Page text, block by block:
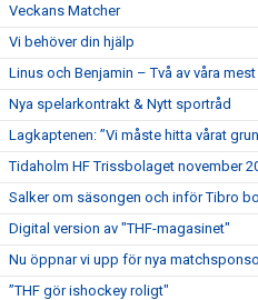
Veckans Matcher
Vi behöver din hjälp
Linus och Benjamin – Två av våra
Nya spelarkontrakt & Nytt sportråd
Lagkaptenen: ”Vi måste hitta vårat
Tidaholm HF Trissbolaget november
Salker om säsongen och inför Tibro
Digital version av "THF-magasinet"
Nu öppnar vi upp för nya
”THF gör ishockey roligt"